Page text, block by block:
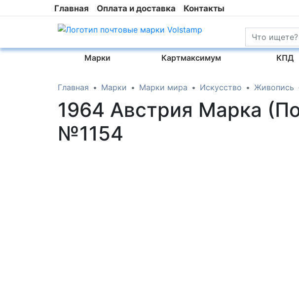
Главная Оплата и доставка Контакты
Марки Картмаксимум КПД
Главная Марки Марки мира Искусство Живопись
1964 Австрия Марка
№1154